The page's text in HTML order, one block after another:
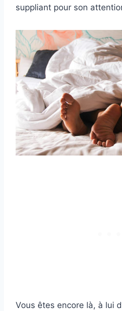
suppliant pour son
Vous êtes encore là, à lui